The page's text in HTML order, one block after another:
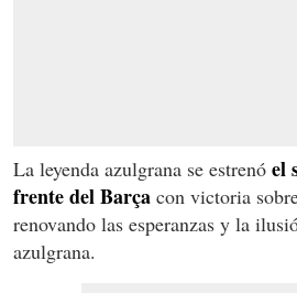
La leyenda azulgrana se estrenó el
frente del Barça con victoria
renovando las esperanzas y la
azulgrana.